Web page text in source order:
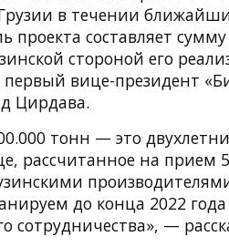
в течении
составляет
стороной его
вице-президент
Цирдава.
тонн — это
рассчитанное на прием
до конца 2022 года
сотрудничества», —